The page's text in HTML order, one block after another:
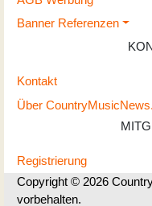
Banner Referenzen
Kontakt
Über
Registrierung
Copyright © 2026
vorbehalten.